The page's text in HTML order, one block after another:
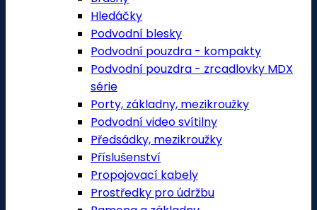
Hledáčky
Podvodní blesky
Podvodní pouzdra - kompakty
Podvodní pouzdra - zrcadlovky MDX
série
Porty, základny, mezikroužky
Podvodní video svítilny
Předsádky, mezikroužky
Příslušenství
Propojovací kabely
Prostředky pro údržbu